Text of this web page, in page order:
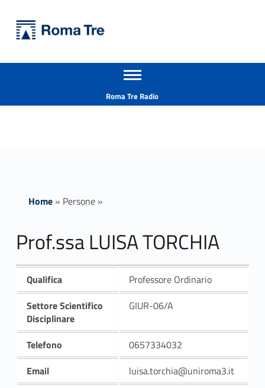
Prof.ssa LUISA TORCHIA - Università Roma Tre
Apri il menu secondario
Roma Tre Radio
Home» Persone»
Prof.ssa LUISA TORCHIA
Qualifica
Professore Ordinario
Settore Scientifico
Disciplinare
GIUR-06/A
Telefono
0657334032
Email
luisa.torchia@uniroma3.it